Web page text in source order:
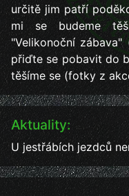
Aktuality:
U jestřábích jezdců
určitě jim patří
mi se budeme
"Velikonoční
přiďte se pobavit do
těšíme se (fotky z